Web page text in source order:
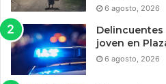
6 agosto, 2026
joven en
6 agosto, 2026